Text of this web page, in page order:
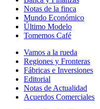
Notas de la finca
Mundo Económico
Último Modelo
Tomemos Café
Vamos a la rueda
Regiones y Fronteras
Fábricas e Inversiones
Editorial
Notas de Actualidad
Acuerdos Comerciales